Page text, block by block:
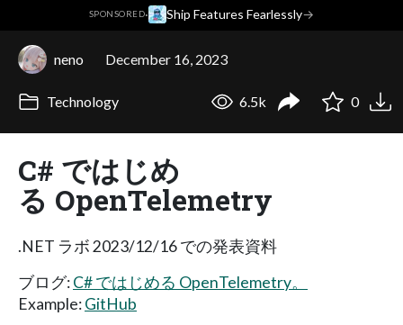
SPONSORED· Ship Features Fearlessly→
neno December 16, 2023
Technology 6.5k 0
C# ではじめ
る OpenTelemetry
.NET ラボ 2023/12/16 での発表資料
ブログ:C# ではじめる OpenTelemetry。
Example:GitHub